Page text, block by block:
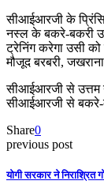
सीआईआरजी के
नस्ल के बकरे-बकरी
ट्रेनिंग करेगा उसी
मौजूद बरबरी,
सीआईआरजी से उत्तम
सीआईआरजी से बकरे-
Share0
previous post
योगी सरकार ने निराश्रित